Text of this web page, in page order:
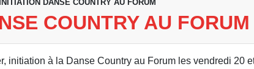
INITIATION DANSE COUNTRY AU FORUM
COUNTRY AU FORUM
initiation à la Danse Country au Forum les vendredi 20